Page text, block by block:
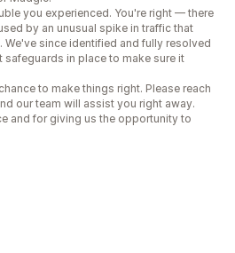
you experienced. You're right — there
by an unusual spike in traffic that
since identified and fully resolved
in place to make sure it
to make things right. Please reach
our team will assist you right away.
and for giving us the opportunity to